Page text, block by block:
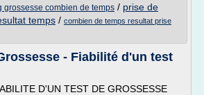
grossesse combien de temps / prise de
temps / combien de temps resultat prise
- Fiabilité d'un test
D'UN TEST DE GROSSESSE